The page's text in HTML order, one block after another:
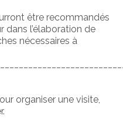
être recommandés
l’élaboration de
nécessaires à
organiser une visite,